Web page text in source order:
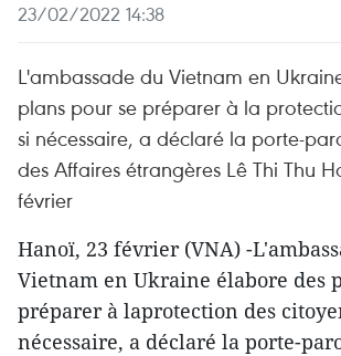
23/02/2022 14:38
L'ambassade du Vietnam en
plans pour se préparer à la
si nécessaire, a déclaré la porte-
des Affaires étrangères Lê Thi Thu
février
Hanoï, 23 février (VNA) -
Vietnam en Ukraine élabore des
préparer à laprotection des
nécessaire, a déclaré la porte-